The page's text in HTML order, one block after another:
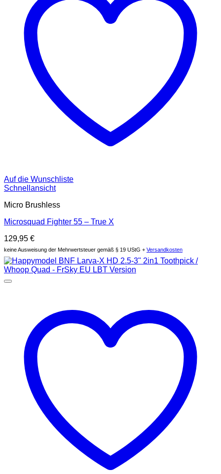
Auf die Wunschliste
Schnellansicht
Micro Brushless
Microsquad Fighter 55 – True X
129,95 €
keine Ausweisung der Mehrwertsteuer gemäß § 19 UStG + Versandkosten